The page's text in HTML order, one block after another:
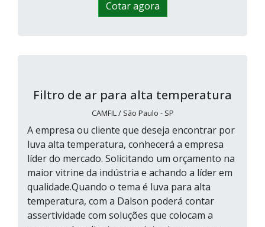
Cotar agora
Filtro de ar para alta temperatura
CAMFIL / São Paulo - SP
A empresa ou cliente que deseja encontrar por
luva alta temperatura, conhecerá a empresa
líder do mercado. Solicitando um orçamento na
maior vitrine da indústria e achando a líder em
qualidade.Quando o tema é luva para alta
temperatura, com a Dalson poderá contar
assertividade com soluções que colocam a